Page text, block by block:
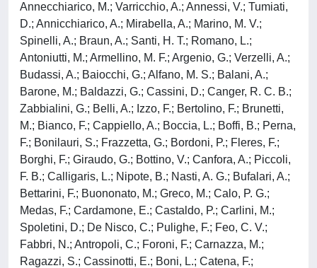
Annecchiarico, M.; Varricchio, A.; Annessi, V.; Tumiati,
D.; Annicchiarico, A.; Mirabella, A.; Marino, M. V.;
Spinelli, A.; Braun, A.; Santi, H. T.; Romano, L.;
Antoniutti, M.; Armellino, M. F.; Argenio, G.; Verzelli, A.;
Budassi, A.; Baiocchi, G.; Alfano, M. S.; Balani, A.;
Barone, M.; Baldazzi, G.; Cassini, D.; Canger, R. C. B.;
Zabbialini, G.; Belli, A.; Izzo, F.; Bertolino, F.; Brunetti,
M.; Bianco, F.; Cappiello, A.; Boccia, L.; Boffi, B.; Perna,
F.; Bonilauri, S.; Frazzetta, G.; Bordoni, P.; Fleres, F.;
Borghi, F.; Giraudo, G.; Bottino, V.; Canfora, A.; Piccoli,
F. B.; Calligaris, L.; Nipote, B.; Nasti, A. G.; Bufalari, A.;
Bettarini, F.; Buononato, M.; Greco, M.; Calo, P. G.;
Medas, F.; Cardamone, E.; Castaldo, P.; Carlini, M.;
Spoletini, D.; De Nisco, C.; Pulighe, F.; Feo, C. V.;
Fabbri, N.; Antropoli, C.; Foroni, F.; Carnazza, M.;
Ragazzi, S.; Cassinotti, E.; Boni, L.; Catena, F.;